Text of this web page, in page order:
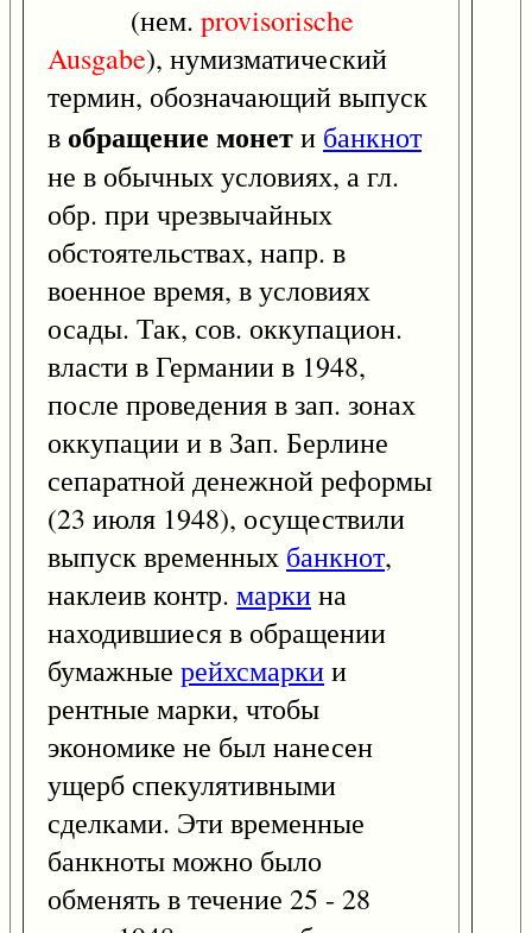
(нем. provisorische
Ausgabe), нумизматический
термин, обозначающий выпуск
в обращение монети банкнот
не в обычных условиях, а гл.
обр. при чрезвычайных
обстоятельствах, напр. в
военное время, в условиях
осады. Так, сов. оккупацион.
власти в Германии в 1948,
после проведения в зап. зонах
оккупации и в Зап. Берлине
сепаратной денежной реформы
(23 июля 1948), осуществили
выпуск временных банкнот,
наклеив контр. маркина
находившиеся в обращении
бумажные рейхсмаркии
рентные марки, чтобы
экономике не был нанесен
ущерб спекулятивными
сделками. Эти временные
банкноты можно было
обменять в течение 25 - 28